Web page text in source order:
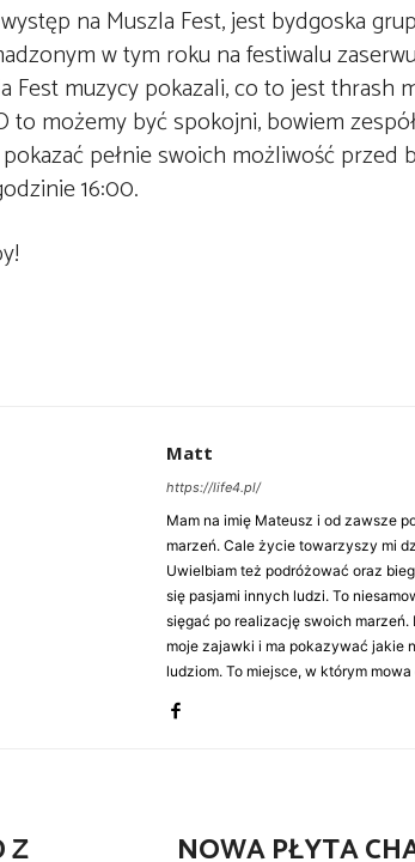
na Muszla Fest, jest bydgoska
w tym roku na festiwalu
Fest muzycy pokazali, co to jest thrash
możemy być spokojni, bowiem
pełnie swoich możliwość
16:00.
Matt
https://life4.pl/
Mam na imię Mateusz i od zawsze
marzeń. Cale życie towarzyszy mi
Uwielbiam też podróżować oraz
się pasjami innych ludzi. To
sięgać po realizację swoich
moje zajawki i ma pokazywać jakie
ludziom. To miejsce, w którym
Z NOWA PŁYTA